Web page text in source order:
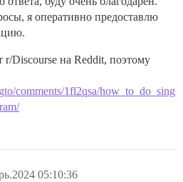
я оперативно предоставлю
r/Discourse на Reddit, поэтому
comments/1fl2qsa/how_to_do_sing
05:10:36